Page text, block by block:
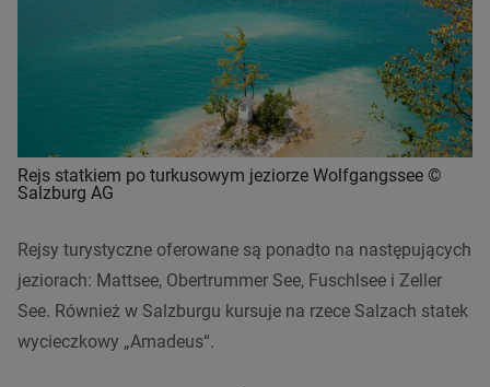
Rejs statkiem po turkusowym jeziorze Wolfgangssee ©
Salzburg AG
Rejsy turystyczne oferowane są ponadto na następujących
jeziorach: Mattsee, Obertrummer See, Fuschlsee i Zeller
See. Również w Salzburgu kursuje na rzece Salzach statek
wycieczkowy „Amadeus“.